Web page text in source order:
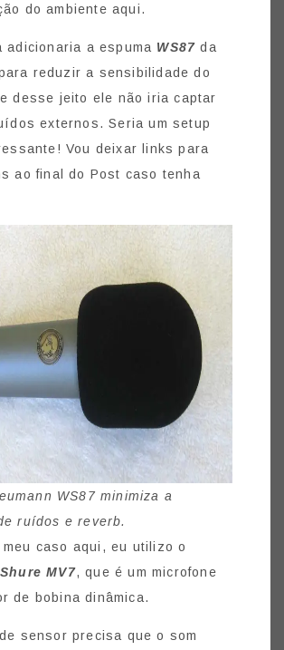
do ambiente aqui.
adicionaria a espuma WS87 da
reduzir a sensibilidade do
desse jeito ele não iria captar
externos. Seria um setup
Vou deixar links para
ao final do Post caso tenha
WS87 minimiza a
ruídos e reverb.
meu caso aqui, eu utilizo o
Shure MV7, que é um microfone
de bobina dinâmica.
sensor precisa que o som